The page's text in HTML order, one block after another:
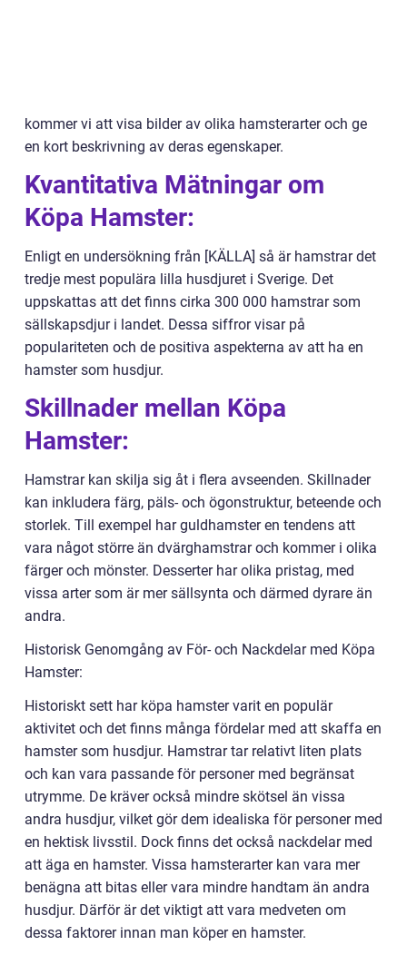
kommer vi att visa bilder av olika hamsterarter och ge
en kort beskrivning av deras egenskaper.
Kvantitativa Mätningar om
Köpa Hamster:
Enligt en undersökning från [KÄLLA] så är hamstrar det
tredje mest populära lilla husdjuret i Sverige. Det
uppskattas att det finns cirka 300 000 hamstrar som
sällskapsdjur i landet. Dessa siffror visar på
populariteten och de positiva aspekterna av att ha en
hamster som husdjur.
Skillnader mellan Köpa
Hamster:
Hamstrar kan skilja sig åt i flera avseenden. Skillnader
kan inkludera färg, päls- och ögonstruktur, beteende och
storlek. Till exempel har guldhamster en tendens att
vara något större än dvärghamstrar och kommer i olika
färger och mönster. Desserter har olika pristag, med
vissa arter som är mer sällsynta och därmed dyrare än
andra.
Historisk Genomgång av För- och Nackdelar med Köpa
Hamster:
Historiskt sett har köpa hamster varit en populär
aktivitet och det finns många fördelar med att skaffa en
hamster som husdjur. Hamstrar tar relativt liten plats
och kan vara passande för personer med begränsat
utrymme. De kräver också mindre skötsel än vissa
andra husdjur, vilket gör dem idealiska för personer med
en hektisk livsstil. Dock finns det också nackdelar med
att äga en hamster. Vissa hamsterarter kan vara mer
benägna att bitas eller vara mindre handtam än andra
husdjur. Därför är det viktigt att vara medveten om
dessa faktorer innan man köper en hamster.